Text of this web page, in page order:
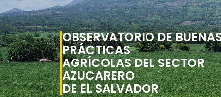
OBSERVATORIO DE
PRÁCTICAS
AGRÍCOLAS DEL SECTOR
AZUCARERO
DE EL SALVADOR